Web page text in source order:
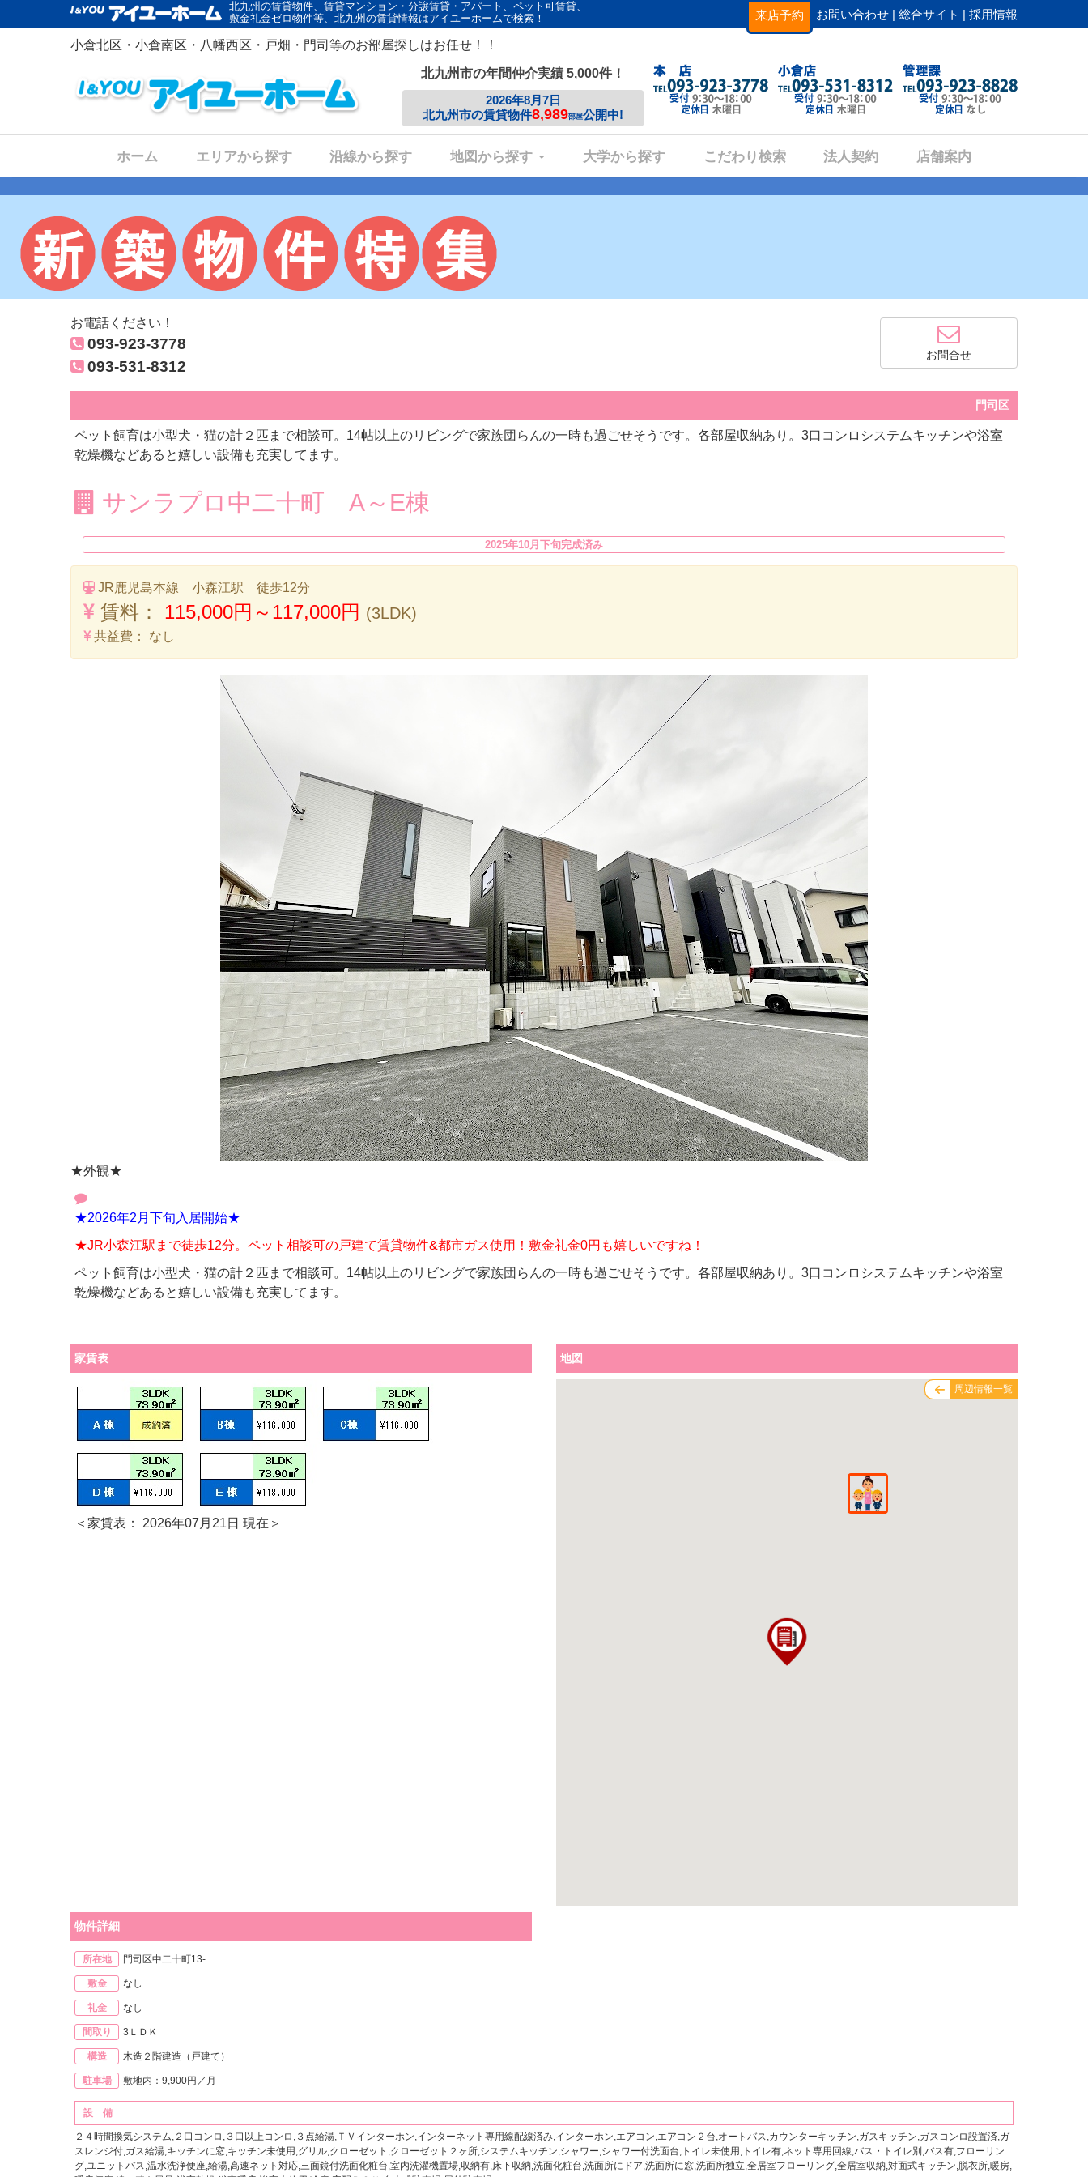
北九州の賃貸物件、賃貸マンション・分譲賃貸・アパート、ペット可賃貸、
敷金礼金ゼロ物件等、北九州の賃貸情報はアイユーホームで検索！
来店予約 お問い合わせ | 総合サイト | 採用情報
小倉北区・小倉南区・八幡西区・戸畑・門司等のお部屋探しはお任せ！！
北九州市の年間仲介実績 5,000件！
2026年8月7日
北九州市の賃貸物件8,989部屋公開中!
ホーム エリアから探す 沿線から探す 地図から探す 大学から探す こだわり検索 法人契約 店舗案内
お電話ください！
093-923-3778
093-531-8312
お問合せ
門司区
ペット飼育は小型犬・猫の計２匹まで相談可。14帖以上のリビングで家族団らんの一時も過ごせそうです。各部屋収納あり。3口コンロシステムキッチンや浴室
乾燥機などあると嬉しい設備も充実してます。
サンラプロ中二十町 A～E棟
2025年10月下旬完成済み
JR鹿児島本線 小森江駅 徒歩12分
賃料： 115,000円～117,000円 (3LDK)
共益費： なし
★外観★
★2026年2月下旬入居開始★
★JR小森江駅まで徒歩12分。ペット相談可の戸建て賃貸物件&都市ガス使用！敷金礼金0円も嬉しいですね！
ペット飼育は小型犬・猫の計２匹まで相談可。14帖以上のリビングで家族団らんの一時も過ごせそうです。各部屋収納あり。3口コンロシステムキッチンや浴室
乾燥機などあると嬉しい設備も充実してます。
家賃表
＜家賃表： 2026年07月21日 現在＞
地図
周辺情報一覧
物件詳細
所在地 門司区中二十町13-
敷金 なし
礼金 なし
間取り 3ＬＤＫ
構造 木造２階建造（戸建て）
駐車場 敷地内：9,900円／月
設 備
２４時間換気システム,２口コンロ,３口以上コンロ,３点給湯,ＴＶインターホン,インターネット専用線配線済み,インターホン,エアコン,エアコン２台,オートバス,カウンターキッチン,ガスキッチン,ガスコンロ設置済,ガ
スレンジ付,ガス給湯,キッチンに窓,キッチン未使用,グリル,クローゼット,クローゼット２ヶ所,システムキッチン,シャワー,シャワー付洗面台,トイレ未使用,トイレ有,ネット専用回線,バス・トイレ別,バス有,フローリン
グ,ユニットバス,温水洗浄便座,給湯,高速ネット対応,三面鏡付洗面化粧台,室内洗濯機置場,収納有,床下収納,洗面化粧台,洗面所にドア,洗面所に窓,洗面所独立,全居室フローリング,全居室収納,対面式キッチン,脱衣所,暖房,